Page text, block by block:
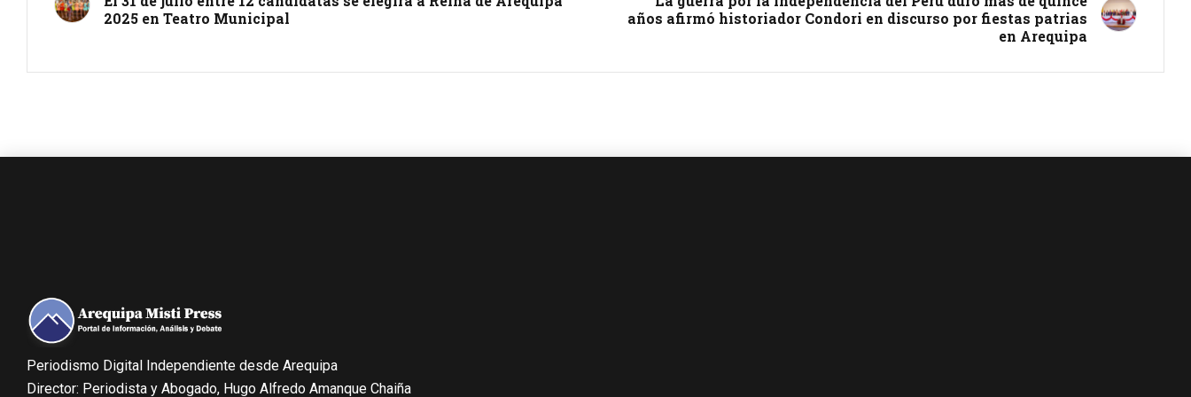
2025 en Teatro Municipal
años afirmó historiador Condori en discurso por fiestas patrias
en Arequipa
Periodismo Digital Independiente desde Arequipa
Director: Periodista y Abogado, Hugo Alfredo Amanque Chaiña